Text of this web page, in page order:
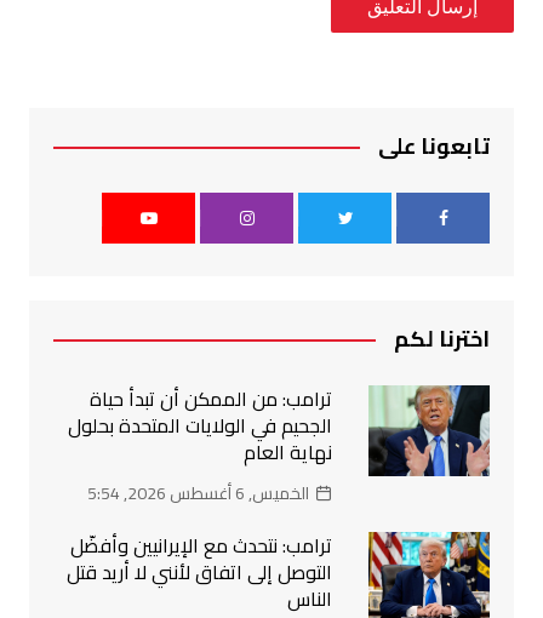
تابعونا على
اخترنا لكم
ترامب: من الممكن أن تبدأ حياة
الجحيم في الولايات المتحدة بحلول
نهاية العام
الخميس, 6 أغسطس 2026, 5:54
ترامب: نتحدث مع الإيرانيين وأفضّل
التوصل إلى اتفاق لأنني لا أريد قتل
الناس